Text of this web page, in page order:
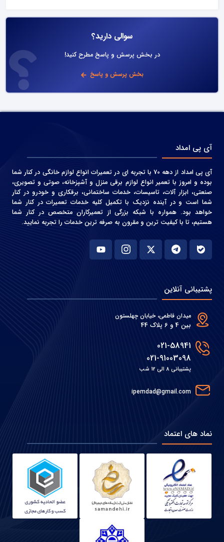
سوالی دارید؟
در بخش پرسش و پاسخ مطرح کنید!
بخش پرسش و پاسخ
آی پی امداد
آی پی امداد از دهه 70 با تجربه ای در تعمیرات انواع لوازم خانگی در کنار شما
بوده و امروز با تعمیر انواع لوازم برقی منزل و آشپزخانه، صوتی و‌ تصویری،
صنعتی، ابزار آلات، تاسیسات، خدمات ساختمانی، برقکاری و خودرو در کنار
شما است و در آینده نزدیک با تکمیل کلیه خدمات تعمیرات در کنار شما
خواهد بود. همواره با شبکه بزرگی از تعمیرکاران متخصص در کنار شما
هستیم، تا با کیفیت ترین و مقرون به صرفه ترین خدمات را تجربه نمایید.
پشتیبانی آنلاین
میدان فاطمی، خیابان چهلستون
بین 4 و 6 پلاک 44
021-58941
021-91003098
پشتیبانی 8 الی 12 شب
ipemdad@gmail.com
نماد های اعتماد